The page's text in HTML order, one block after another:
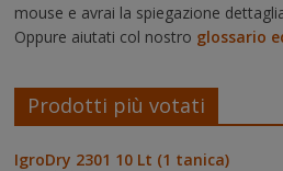
mouse e avrai la spiegazione
Oppure aiutati col nostro glossario
Prodotti più votati
IgroDry 2301 10 Lt (1 tanica)